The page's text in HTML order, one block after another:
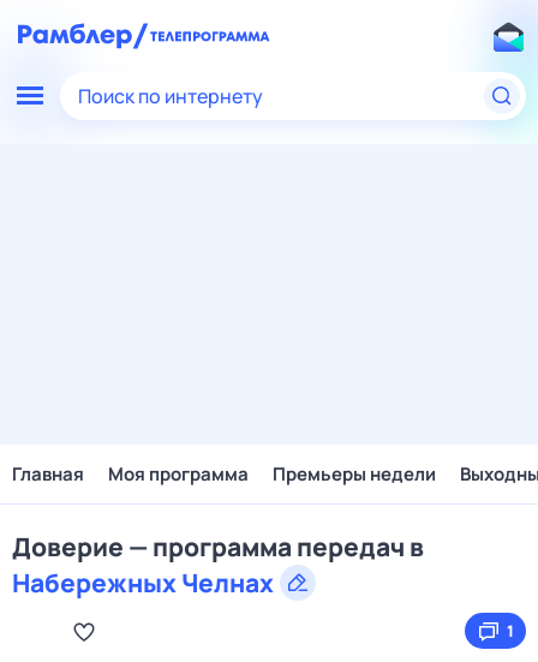
Поиск по интернету
Главная Моя программа Премьеры недели
Доверие — программа передач в
Набережных Челнах
1